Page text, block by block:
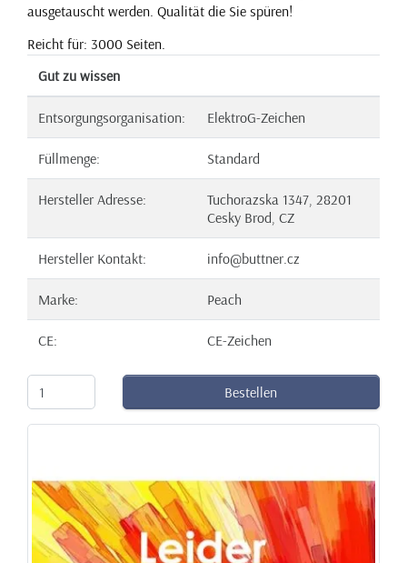
ausgetauscht werden. Qualität die Sie spüren!
Reicht für: 3000 Seiten.
Gut zu wissen
Entsorgungsorganisation: ElektroG-Zeichen
Füllmenge: Standard
Hersteller Adresse:
Tuchorazska 1347, 28201
Cesky Brod, CZ
Hersteller Kontakt: info@buttner.cz
Marke: Peach
CE: CE-Zeichen
Bestellen